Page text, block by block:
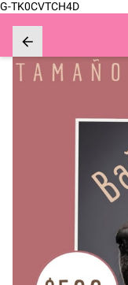
G-TK0CVTCH4D